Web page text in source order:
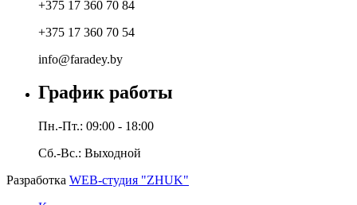
+375 17 360 70 84
+375 17 360 70 54
info@faradey.by
График работы
Пн.-Пт.: 09:00 - 18:00
Сб.-Вс.: Выходной
Разработка WEB-студия "ZHUK"